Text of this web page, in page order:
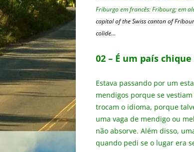
Friburgo em francês: Fribourg; em
capital of the Swiss canton of
colide…
02 – É um país
Estava passando por um
mendigos porque se
trocam o idioma, porque
uma vaga de mendigo ou
não absorve. Além disso,
quando pedi se o lugar era